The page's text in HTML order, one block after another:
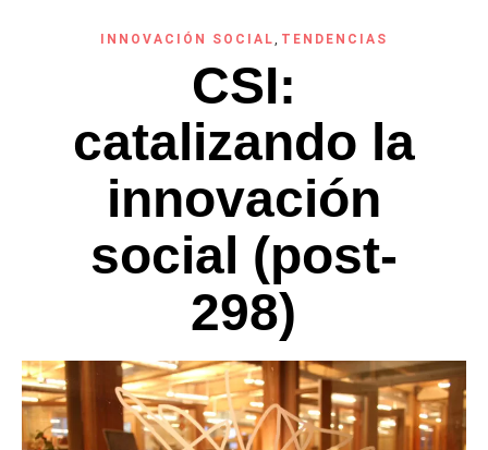
INNOVACIÓN SOCIAL, TENDENCIAS
CSI:
catalizando la
innovación
social (post-
298)